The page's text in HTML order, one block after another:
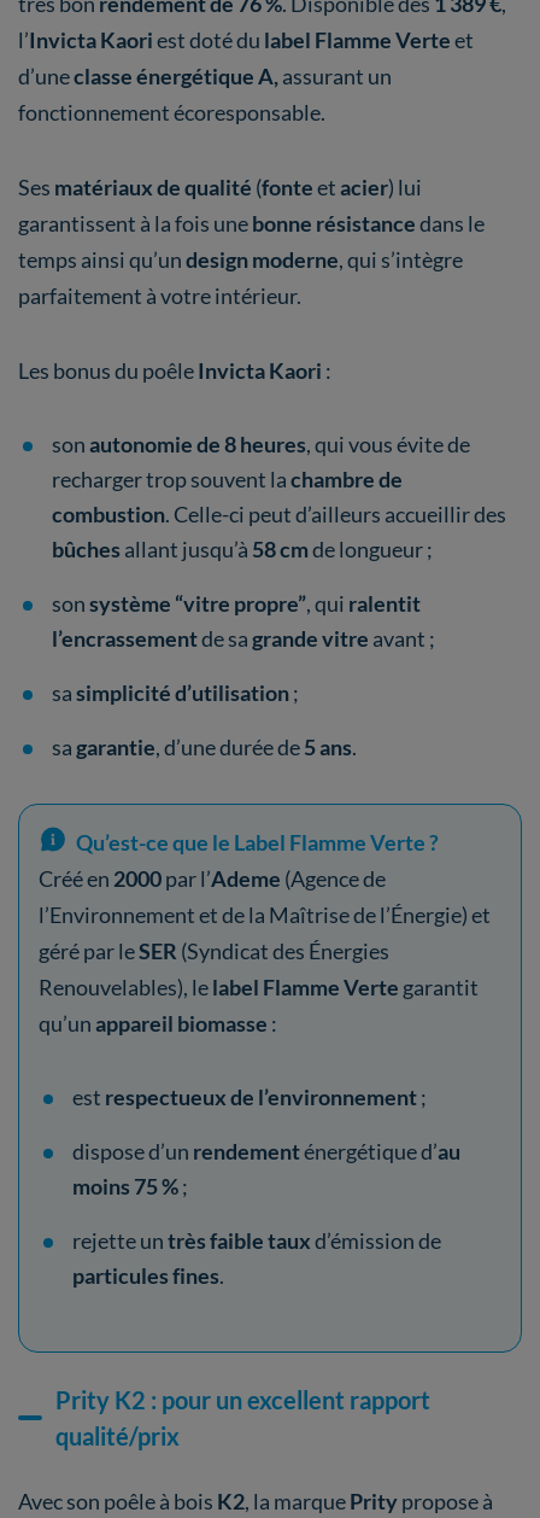
l’Invicta Kaoriest doté du label Flamme Verteet
d’uneclasse énergétique A, assurant un
fonctionnement écoresponsable.
Ses matériaux dequalité (fonteetacier) lui
garantissent à la fois unebonne résistancedans le
temps ainsi qu’undesign moderne, qui s’intègre
parfaitement à votre intérieur.
Les bonus du poêleInvicta Kaori :
sonautonomie de 8 heures, qui vous évite de
recharger trop souvent lachambre de
combustion. Celle-ci peut d’ailleurs accueillir des
bûches allant jusqu’à 58 cmde longueur ;
sonsystème “vitre propre”, qui ralentit
l’encrassementde sagrande vitre avant ;
sasimplicité d’utilisation;
sagarantie, d’une durée de5 ans.
Qu’est-ce que le Label Flamme Verte ?
Créé en 2000par l’Ademe (Agence de
l’Environnement et de la Maîtrise de l’Énergie) et
géré par leSER (Syndicat des Énergies
Renouvelables), lelabel Flamme Verte garantit
qu’unappareil biomasse :
est respectueux de l’environnement;
dispose d’un rendementénergétique d’au
moins 75 %;
rejette untrès faible tauxd’émission de
particules fines.
Prity K2 : pour un excellent rapport
qualité/prix
Avec son poêle à bois K2, la marquePritypropose à